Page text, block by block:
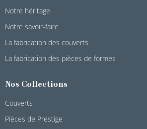
Notre héritage
Notre savoir-faire
La fabrication des couverts
La fabrication des pièces de formes
Nos Collections
Couverts
Pièces de Prestige